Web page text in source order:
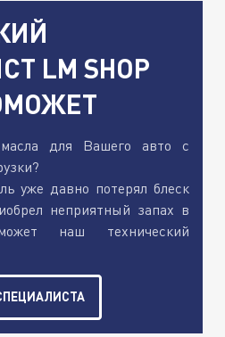
LM SHOP
для Вашего авто с
уже давно потерял блеск
неприятный запах в
наш технический